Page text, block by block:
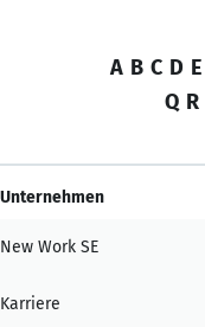
A B C D E
Q R
Unternehmen
New Work SE
Karriere